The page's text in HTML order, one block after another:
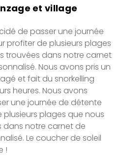
et village
de passer une journée
profiter de plusieurs plages
trouvées dans notre carnet
Nous avons pris un
et fait du snorkelling
heures. Nous avons
une journée de détente
plages que nous
dans notre carnet de
Le coucher de soleil
!